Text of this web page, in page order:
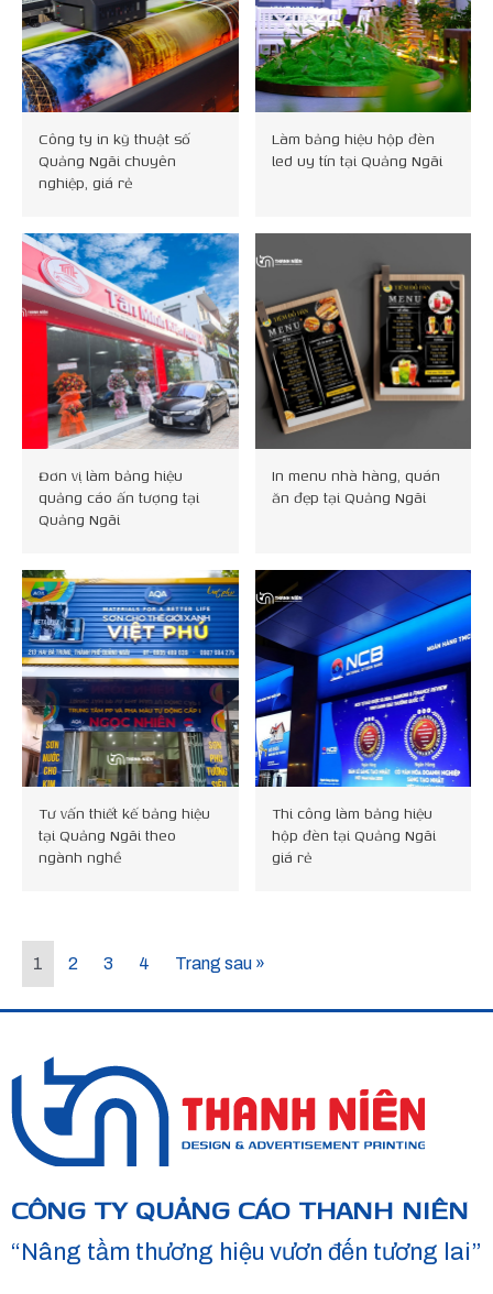
Công ty in kỹ thuật số
Quảng Ngãi chuyên
nghiệp, giá rẻ
Làm bảng hiệu hộp đèn
led uy tín tại Quảng Ngãi
Đơn vị làm bảng hiệu
quảng cáo ấn tượng tại
Quảng Ngãi
In menu nhà hàng, quán
ăn đẹp tại Quảng Ngãi
Tư vấn thiết kế bảng hiệu
tại Quảng Ngãi theo
ngành nghề
Thi công làm bảng hiệu
hộp đèn tại Quảng Ngãi
giá rẻ
1 2 3 4 Trang sau »
CÔNG TY QUẢNG CÁO THANH NIÊN
“Nâng tầm thương hiệu vươn đến tương lai”